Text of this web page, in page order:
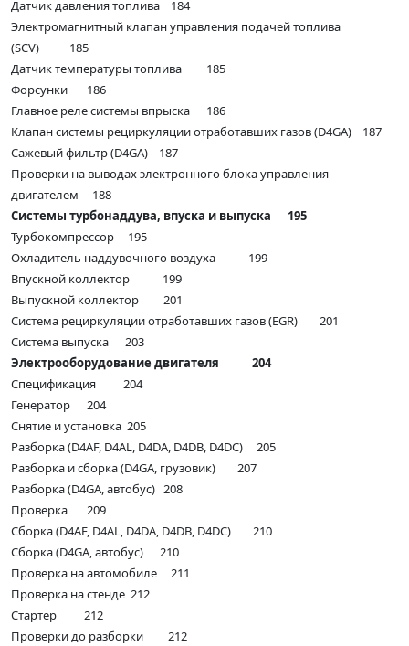
Датчик давления топлива 184
Электромагнитный клапан управления подачей топлива
(SCV) 185
Датчик температуры топлива 185
Форсунки 186
Главное реле системы впрыска 186
Клапан системы рециркуляции отработавших газов (D4GA) 187
Сажевый фильтр (D4GA) 187
Проверки на выводах электронного блока управления
двигателем 188
Системы турбонаддува, впуска и выпуска 195
Турбокомпрессор 195
Охладитель наддувочного воздуха 199
Впускной коллектор 199
Выпускной коллектор 201
Система рециркуляции отработавших газов (EGR) 201
Система выпуска 203
Электрооборудование двигателя 204
Спецификация 204
Генератор 204
Снятие и установка 205
Разборка (D4AF, D4AL, D4DA, D4DB, D4DC) 205
Разборка и сборка (D4GA, грузовик) 207
Разборка (D4GA, автобус) 208
Проверка 209
Сборка (D4AF, D4AL, D4DA, D4DB, D4DC) 210
Сборка (D4GA, автобус) 210
Проверка на автомобиле 211
Проверка на стенде 212
Стартер 212
Проверки до разборки 212